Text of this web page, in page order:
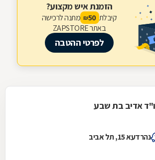
הזמנת איש מקצוע?
קיבלת 50
₪ מתנה לרכישה
באתר ZAPSTORE
לפרטי ההטבה
אדיב בת שבע
נהרדעא 15, תל אביב